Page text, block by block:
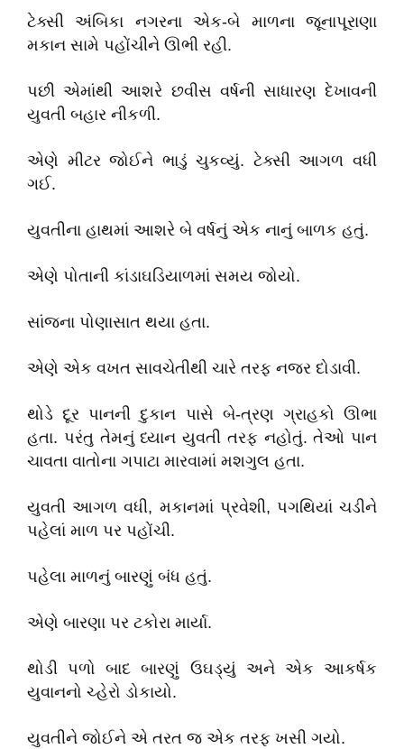
ટેક્સી અંબિકા નગરના એક-બે માળના જૂનાપૂરાણા
મકાન સામે પહોંચીને ઊભી રહી.
પછી એમાંથી આશરે છવીસ વર્ષની સાધારણ દેખાવની
યુવતી બહાર નીકળી.
એણે મીટર જોઈને ભાડું ચુકવ્યું. ટેક્સી આગળ વધી
ગઈ.
યુવતીના હાથમાં આશરે બે વર્ષનું એક નાનું બાળક હતું.
એણે પોતાની કાંડાઘડિયાળમાં સમય જોયો.
સાંજના પોણાસાત થયા હતા.
એણે એક વખત સાવચેતીથી ચારે તરફ નજર દોડાવી.
થોડે દૂર પાનની દુકાન પાસે બે-ત્રણ ગ્રાહકો ઊભા
હતા. પરંતુ તેમનું ધ્યાન યુવતી તરફ નહોતું. તેઓ પાન
ચાવતા વાતોના ગપાટા મારવામાં મશગુલ હતા.
યુવતી આગળ વધી, મકાનમાં પ્રવેશી, પગથિયાં ચડીને
પહેલાં માળ પર પહોંચી.
પહેલા માળનું બારણું બંધ હતું.
એણે બારણા પર ટકોરા માર્યા.
થોડી પળો બાદ બારણું ઉઘડ્યું અને એક આકર્ષક
યુવાનનો ચ્હેરો ડોકાયો.
યુવતીને જોઈને એ તરત જ એક તરફ ખસી ગયો.